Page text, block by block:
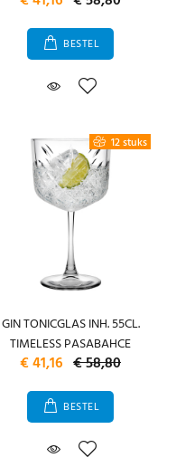
BESTEL
12 stuks
GIN TONICGLAS INH. 55CL.
TIMELESS PASABAHCE
€ 41,16 € 58,80
BESTEL